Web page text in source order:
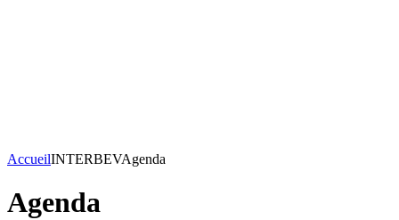
AccueilINTERBEVAgenda
Agenda